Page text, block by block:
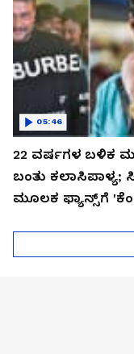
22 ವರ್ಷಗಳ ಬಳಿಕ
ಬಂತು ಕಲಾಸಿಪಾಳ್ಯ;
ಮೂಲಕ ಫ್ಯಾನ್ಸ್‌ಗೆ
05:46